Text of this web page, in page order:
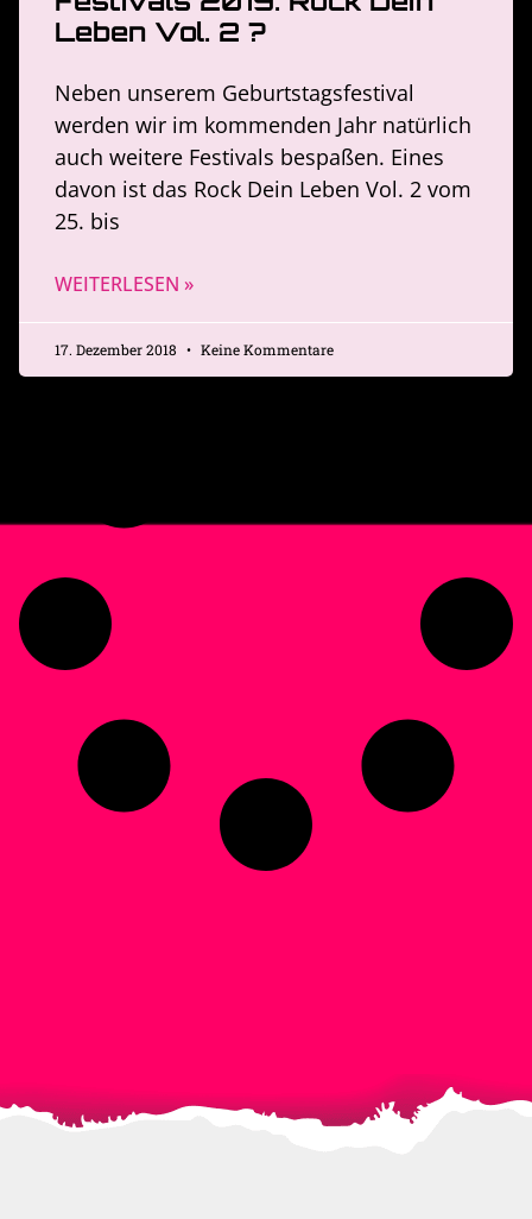
Leben Vol. 2 ?
Neben unserem Geburtstagsfestival
werden wir im kommenden Jahr natürlich
auch weitere Festivals bespaßen. Eines
davon ist das Rock Dein Leben Vol. 2 vom
25. bis
WEITERLESEN »
17. Dezember 2018 Keine Kommentare